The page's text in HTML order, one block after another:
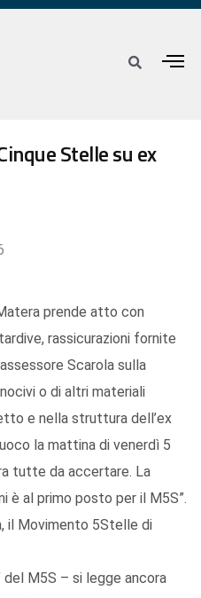
Stelle su ex
prende atto con
rassicurazioni fornite
Scarola sulla
o di altri materiali
e nella struttura dell’ex
la mattina di venerdì 5
tutte da accertare. La
al primo posto per il M5S”.
il Movimento 5Stelle di
del M5S – si legge ancora